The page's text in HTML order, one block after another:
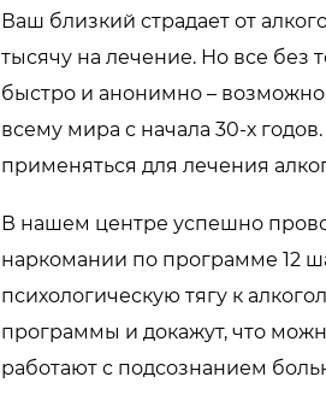
Ваш близкий страдает от
тысячу на лечение. Но все без
быстро и анонимно –
всему мира с начала 30-х
применяться для лечения
В нашем центре успешно
наркомании по программе 12
психологическую тягу к
программы и докажут, что
работают с подсознанием